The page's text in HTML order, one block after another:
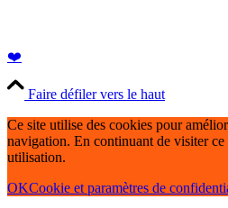
❤️
Faire défiler vers le haut
Ce site utilise des cookies pour
navigation. En continuant de visiter ce
utilisation.
OKCookie et paramètres de